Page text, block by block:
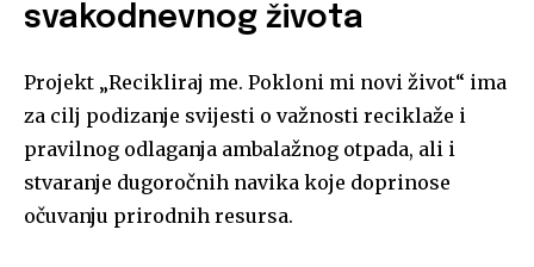
svakodnevnog života
Projekt „Recikliraj me. Pokloni mi novi život“ ima
za cilj podizanje svijesti o važnosti reciklaže i
pravilnog odlaganja ambalažnog otpada, ali i
stvaranje dugoročnih navika koje doprinose
očuvanju prirodnih resursa.